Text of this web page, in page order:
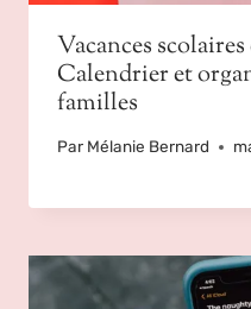
Vacances
Calendrier et
familles
Par Mélanie Bernard